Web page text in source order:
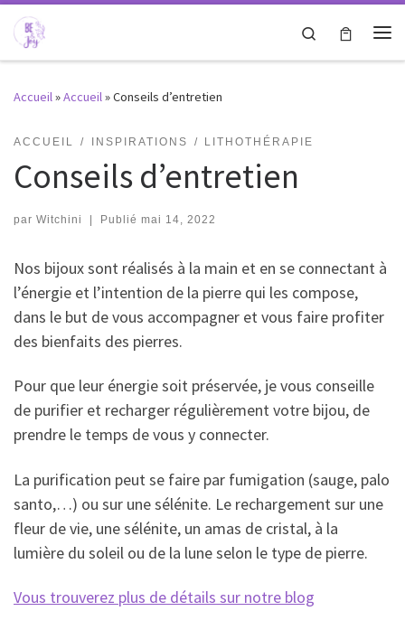
Passer au contenu
Search
Accueil»Accueil»Conseils d’entretien
ACCUEIL INSPIRATIONS LITHOTHÉRAPIE
Conseils d’entretien
par Witchini | Publié mai 14, 2022
Nos bijoux sont réalisés à la main et en se connectant à
l’énergie et l’intention de la pierre qui les compose,
dans le but de vous accompagner et vous faire profiter
des bienfaits des pierres.
Pour que leur énergie soit préservée, je vous conseille
de purifier et recharger régulièrement votre bijou, de
prendre le temps de vous y connecter.
La purification peut se faire par fumigation (sauge, palo
santo,…) ou sur une sélénite. Le rechargement sur une
fleur de vie, une sélénite, un amas de cristal, à la
lumière du soleil ou de la lune selon le type de pierre.
Vous trouverez plus de détails sur notre blog